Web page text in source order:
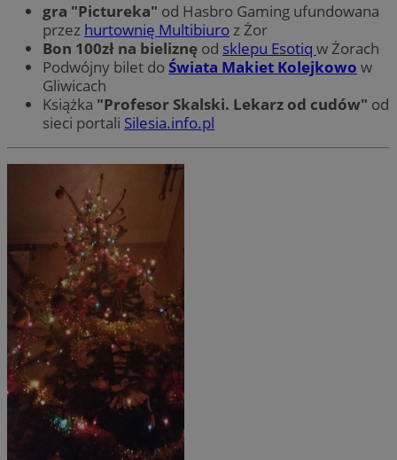
gra "Pictureka" od Hasbro Gaming ufundowana
przez hurtownię Multibiuroz Żor
Bon 100zł na bieliznę od sklepu Esotiq w Żorach
Podwójny bilet doŚwiata Makiet Kolejkowo w
Gliwicach
Książka "Profesor Skalski. Lekarz od cudów" od
sieci portali Silesia.info.pl